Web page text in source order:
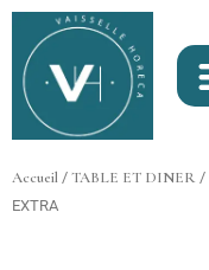
Aller
contenu
Accueil / TABLE ET DINER /
EXTRA